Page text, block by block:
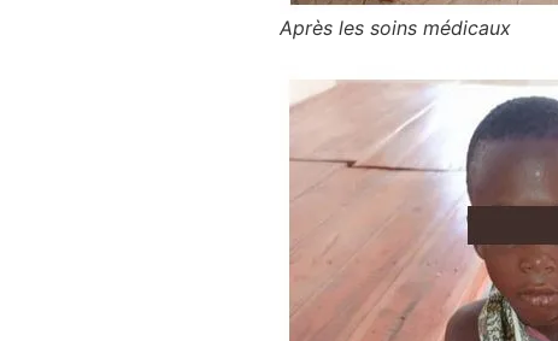
Après les soins médicaux